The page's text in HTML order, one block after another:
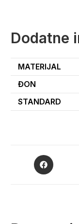
Dodatne
MATERIJAL
ĐON
STANDARD